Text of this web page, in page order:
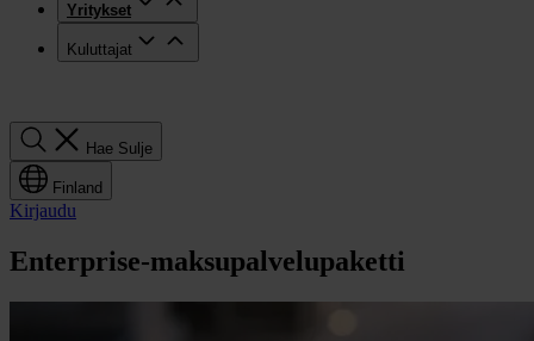
Yritykset
Kuluttajat
Hae Sulje
Finland
Kirjaudu
Enterprise-maksupalvelupaketti